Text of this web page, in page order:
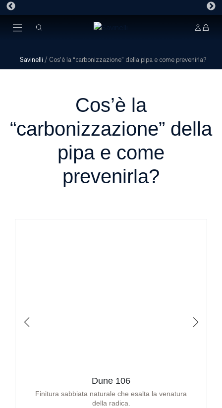
Savinelli / Cos’è la “carbonizzazione” della pipa e come prevenirla?
Cos’è la
“carbonizzazione” della
pipa e come
prevenirla?
Dune 106
Finitura sabbiata naturale che esalta la venatura
della radica.